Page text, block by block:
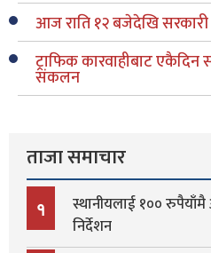
आज राति १२ बजेदेखि सरकारी
ट्राफिक कारवाहीबाट एकैदिन
संकलन
ताजा समाचार
१
स्थानीयलाई १००
निर्देशन